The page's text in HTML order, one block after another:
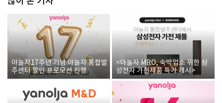
야놀자17주년 기념 야놀자 통합발
주센터 할인 프로모션 진행
<야놀자 MRO, 숙박업소 위한 삼
성전자 가전제품 특가 개시>